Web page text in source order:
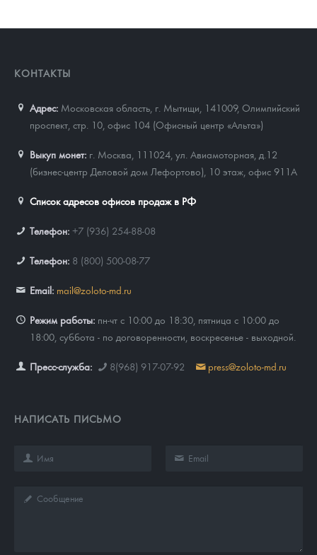
КОНТАКТЫ
Адрес: Московская область, г. Мытищи, 141009, Олимпийский
проспект, стр. 10, офис 104 (Офисный центр «Альта»)
Выкуп монет: г. Москва, 111024, ул. Авиамоторная, д.12
(бизнес-центр Деловой дом Лефортово), 10 этаж, офис 911А
Список адресов офисов продаж в РФ
Телефон: +7 (936) 254-88-08
Телефон: 8 (800) 500-08-77
Email: mail@zoloto-md.ru
Режим работы: пн-чт с 10:00 до 18:30, пятница с 10:00 до
18:00, суббота - по договоренности, воскресенье - выходной.
Пресс-служба: 8(968) 917-07-92 press@zoloto-md.ru
НАПИСАТЬ ПИСЬМО